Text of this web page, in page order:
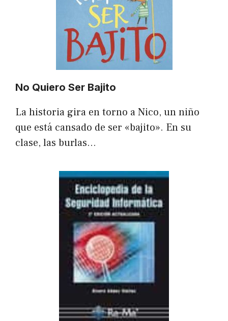
No Quiero Ser Bajito
La historia gira en torno a Nico, un niño
que está cansado de ser «bajito». En su
clase, las burlas…